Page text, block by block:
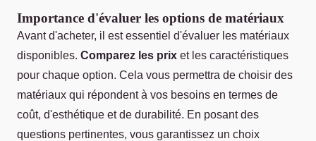
Importance d'évaluer les options de matériaux
Avant d'acheter, il est essentiel d'évaluer les matériaux
disponibles. Comparez les prix et les caractéristiques
pour chaque option. Cela vous permettra de choisir des
matériaux qui répondent à vos besoins en termes de
coût, d'esthétique et de durabilité. En posant des
questions pertinentes, vous garantissez un choix